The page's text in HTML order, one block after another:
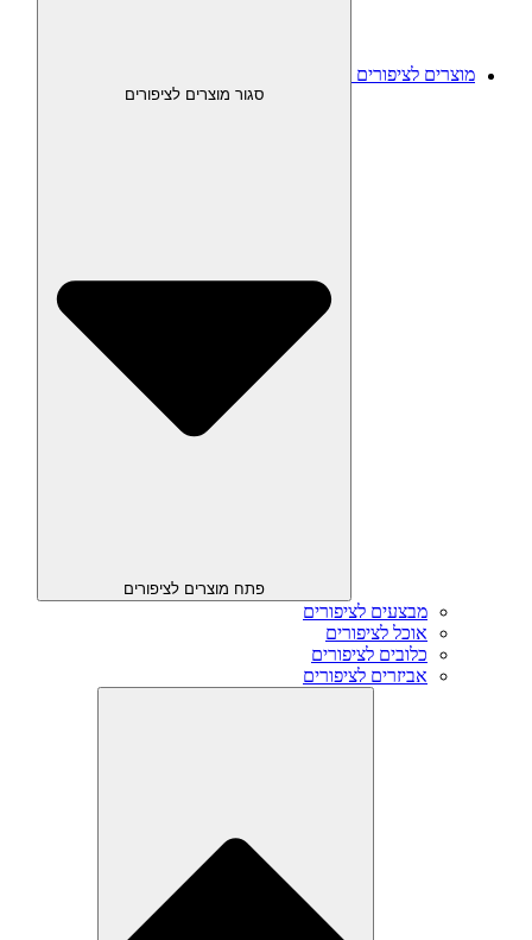
מוצרים לציפורים
סגור מוצרים לציפורים
פתח מוצרים לציפורים
מבצעים לציפורים
אוכל לציפורים
כלובים לציפורים
אביזרים לציפורים